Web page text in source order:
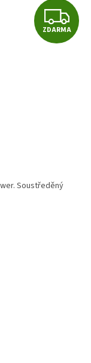
Z
D
ZDARMA
Soustředěný